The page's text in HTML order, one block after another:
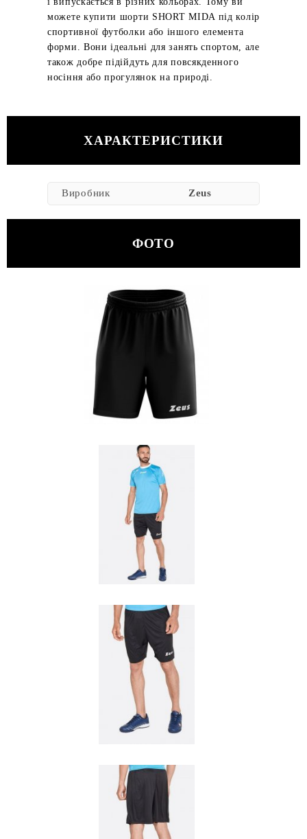
можете купити шорти SHORT MIDA під колір
спортивної футболки або іншого елемента
форми. Вони ідеальні для занять спортом, але
також добре підійдуть для повсякденного
носіння або прогулянок на природі.
ХАРАКТЕРИСТИКИ
Виробник Zeus
ФОТО